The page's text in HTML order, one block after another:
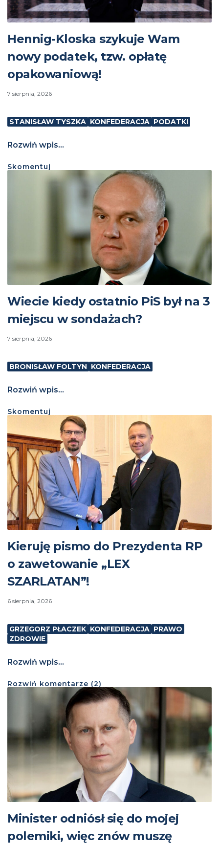
Hennig-Kloska szykuje Wam
nowy podatek, tzw. opłatę
opakowaniową!
7 sierpnia, 2026
STANISŁAW TYSZKA KONFEDERACJA PODATKI
Rozwiń wpis...
Skomentuj
Wiecie kiedy ostatnio PiS był na 3
miejscu w sondażach?
7 sierpnia, 2026
BRONISŁAW FOLTYN KONFEDERACJA
Rozwiń wpis...
Skomentuj
Kieruję pismo do Prezydenta RP
o zawetowanie „LEX
SZARLATAN”!
6 sierpnia, 2026
GRZEGORZ PŁACZEK KONFEDERACJA PRAWO
ZDROWIE
Rozwiń wpis...
Rozwiń komentarze (2)
Minister odniósł się do mojej
polemiki, więc znów muszę